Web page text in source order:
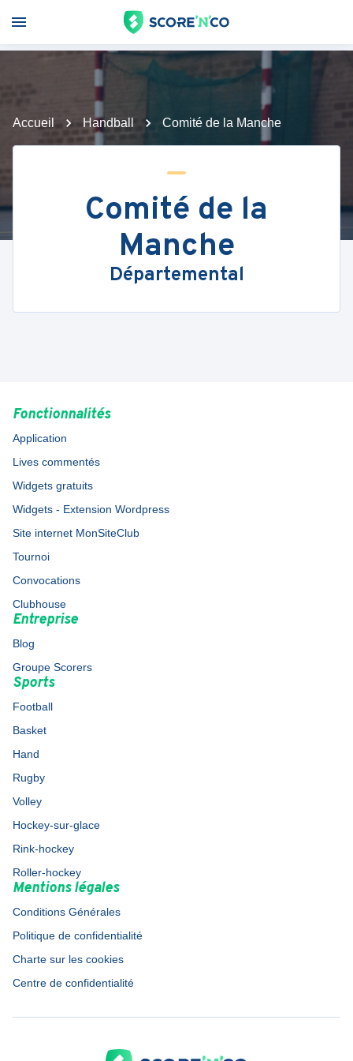
Accueil Handball Comité de la Manche
Comité de la
Manche
Départemental
Fonctionnalités
Application
Lives commentés
Widgets gratuits
Widgets - Extension Wordpress
Site internet MonSiteClub
Tournoi
Convocations
Clubhouse
Entreprise
Blog
Groupe Scorers
Sports
Football
Basket
Hand
Rugby
Volley
Hockey-sur-glace
Rink-hockey
Roller-hockey
Mentions légales
Conditions Générales
Politique de confidentialité
Charte sur les cookies
Centre de confidentialité